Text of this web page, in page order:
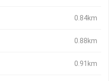
0.84km
0.88km
0.91km